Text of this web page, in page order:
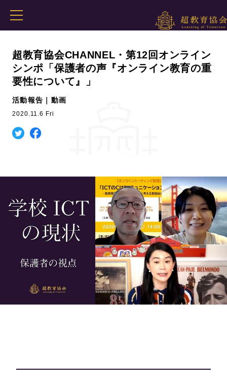
超教育協会CHANNEL・第12回オンライン
シンポ「保護者の声『オンライン教育の重
要性について』」
活動報告｜動画
2020.11.6 Fri